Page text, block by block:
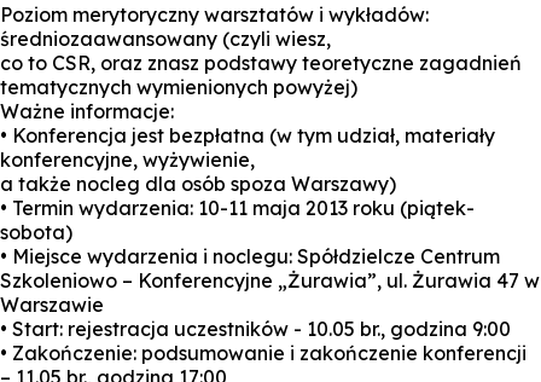
Poziom merytoryczny warsztatów i wykładów:
średniozaawansowany (czyli wiesz,
co to CSR, oraz znasz podstawy teoretyczne zagadnień
tematycznych wymienionych powyżej)
Ważne informacje:
• Konferencja jest bezpłatna (w tym udział, materiały
konferencyjne, wyżywienie,
a także nocleg dla osób spoza Warszawy)
• Termin wydarzenia: 10-11 maja 2013 roku (piątek-
sobota)
• Miejsce wydarzenia i noclegu: Spółdzielcze Centrum
Szkoleniowo – Konferencyjne „Żurawia”, ul. Żurawia 47 w
Warszawie
• Start: rejestracja uczestników - 10.05 br., godzina 9:00
• Zakończenie: podsumowanie i zakończenie konferencji
– 11.05 br., godzina 17:00